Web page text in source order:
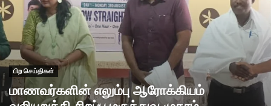
பிற செய்திகள்
மாணவர்களின் எலும்பு ஆரோக்கியம்